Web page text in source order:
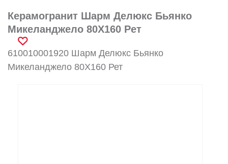
Адреса салонов
Керамогранит Шарм Делюкс Бьянко
Микеланджело 80X160 Рет
610010001920 Шарм Делюкс Бьянко
Микеланджело 80X160 Рет